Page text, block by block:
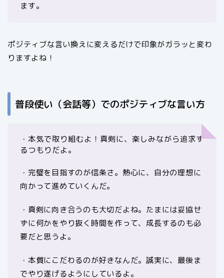
ます。
ポジティブな言い換えに変えるだけで印象がガラッと変わ
りますよね！
普段使い（会話等）でのポジティブな言い方
・本気で取り組むよ！真剣に、楽しみながら追求す
るつもりだよ。
・完璧を目指すのが信条さ。熱心に、自分の理想に
向かって進めていくんだ。
・真剣に向き合うのも大切だよね。たまには妥協せ
ずに何かをやり抜く時間を作って、成長するのも必
要だと思うよ。
・本質にこだわるのが好きなんだ。誠実に、最後ま
でやり遂げるようにしているよ。